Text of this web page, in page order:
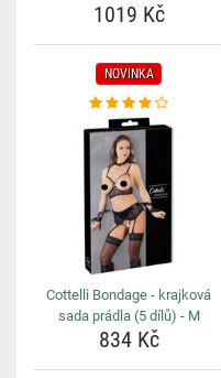
1019 Kč
NOVINKA
Cottelli Bondage - krajková
sada prádla (5 dílů) - M
834 Kč